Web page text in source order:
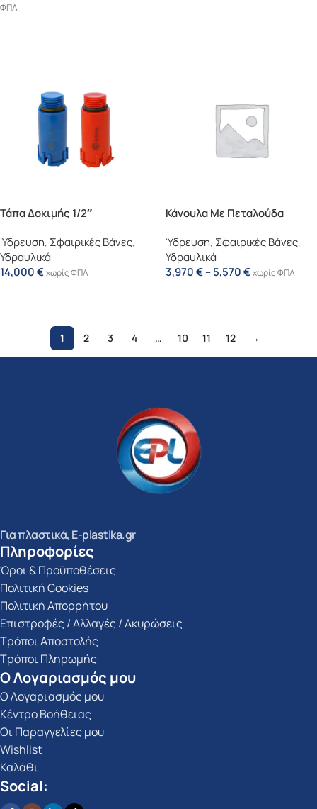
ΦΠΑ
Τάπα Δοκιμής 1/2″
Ύδρευση, Σφαιρικές Βάνες,
Υδραυλικά
14,000€χωρίς ΦΠΑ
Κάνουλα Με Πεταλούδα
Ύδρευση, Σφαιρικές Βάνες,
Υδραυλικά
3,970€–5,570€χωρίς ΦΠΑ
1 2 3 4 … 10 11 12 →
Για πλαστικά, E-plastika.gr
Πληροφορίες
Όροι & Προϋποθέσεις
Πολιτική Cookies
Πολιτική Απορρήτου
Επιστροφές / Αλλαγές / Ακυρώσεις
Τρόποι Αποστολής
Τρόποι Πληρωμής
Ο Λογαριασμός μου
Ο Λογαριασμός μου
Κέντρο Βοήθειας
Οι Παραγγελίες μου
Wishlist
Καλάθι
Social: